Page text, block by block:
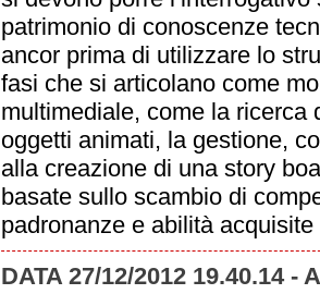
patrimonio di conoscenze
ancor prima di utilizzare lo
fasi che si articolano come
multimediale, come la ricerca
oggetti animati, la gestione,
alla creazione di una story
basate sullo scambio di
padronanze e abilità
DATA 27/12/2012 19.40.14 -